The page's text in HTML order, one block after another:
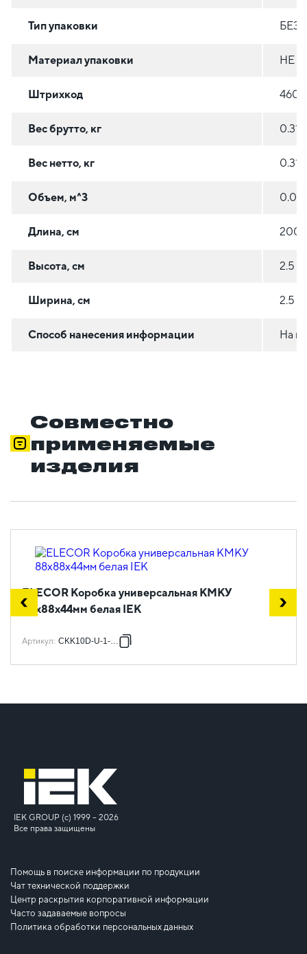
Тип упаковки БЕЗ
Материал упаковки НЕ
Штрихкод
Вес брутто, кг 0.318
Вес нетто, кг 0.318
Объем, м^3
Длина, см 200
Высота, см 2.5
Ширина, см 2.5
Способ нанесения информации На
Совместно
применяемые
изделия
ELECOR Коробка универсальная КМКУ
88х88х44мм белая IEK
Артикул: CKK10D-U-1-K01
IEK GROUP (c) 1999 – 2026
Все права защищены
Помощь в поиске информации по продукции
Чат технической поддержки
Центр раскрытия корпоративной информации
Часто задаваемые вопросы
Политика обработки персональных данных